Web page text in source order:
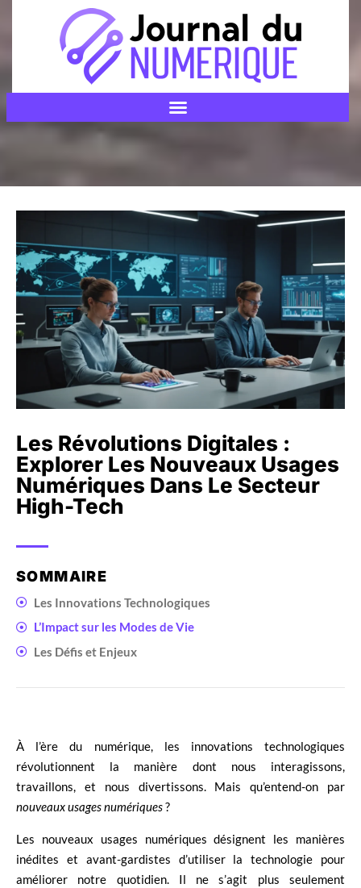
Les Révolutions Digitales :
Explorer Les Nouveaux Usages
Numériques Dans Le Secteur
High-Tech
SOMMAIRE
Les Innovations Technologiques
L’Impact sur les Modes de Vie
Les Défis et Enjeux
À l’ère du numérique, les innovations technologiques
révolutionnent la manière dont nous interagissons,
travaillons, et nous divertissons. Mais qu’entend-on par
nouveaux usages numériques?
Les nouveaux usages numériques désignent les manières
inédites et avant-gardistes d’utiliser la technologie pour
améliorer notre quotidien. Il ne s’agit plus seulement